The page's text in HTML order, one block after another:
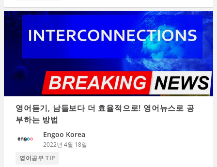
영어듣기, 남들보다 더 효율적으로! 영어뉴스로 공
부하는 방법
Engoo Korea
2022년 4월 18일
영어공부 TIP